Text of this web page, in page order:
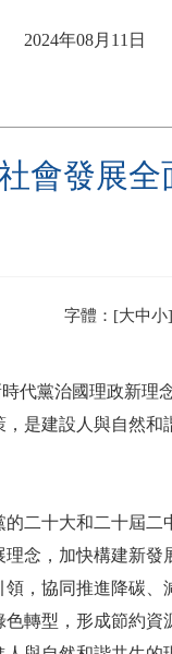
2024年08月11日
會發展全
字體：[大中小]
黨治國理政新理
是建設人與自然和
十大和二十屆二
念，加快構建新發
，協同推進降碳、
轉型，形成節約資